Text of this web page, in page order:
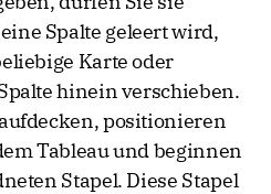
Spalte geleert wird,
Karte oder
hinein verschieben.
positionieren
Tableau und beginnen
Stapel. Diese Stapel